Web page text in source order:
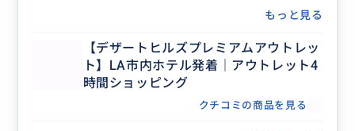
もっと見る
【デザートヒルズプレミアムアウトレッ
ト】LA市内ホテル発着｜アウトレット4
時間ショッピング
クチコミの商品を見る